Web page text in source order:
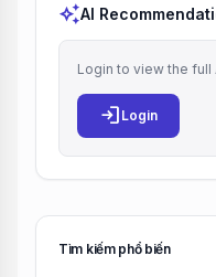
auto_awesomeAI
Login to view the full
login Login
Tìm kiếm phổ biến